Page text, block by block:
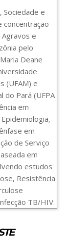
Sociedade e
concentração
e
pelo
Deane
(UFAM) e
do Pará (UFPA
em
em
de Serviço
em
estudos
Resistência
TB/HIV.